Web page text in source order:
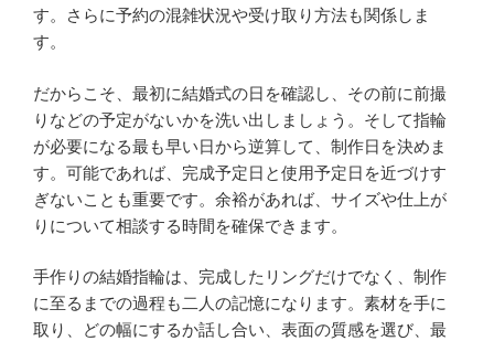
す。さらに予約の混雑状況や受け取り方法も関係しま
す。
だからこそ、最初に結婚式の日を確認し、その前に前撮
りなどの予定がないかを洗い出しましょう。そして指輪
が必要になる最も早い日から逆算して、制作日を決めま
す。可能であれば、完成予定日と使用予定日を近づけす
ぎないことも重要です。余裕があれば、サイズや仕上が
りについて相談する時間を確保できます。
手作りの結婚指輪は、完成したリングだけでなく、制作
に至るまでの過程も二人の記憶になります。素材を手に
取り、どの幅にするか話し合い、表面の質感を選び、最